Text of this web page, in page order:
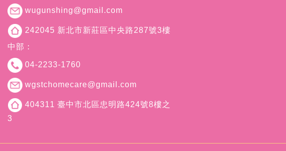
wugunshing@gmail.com
242045 新北市新莊區中央路287號3樓
中部：
04-2233-1760
wgstchomecare@gmail.com
404311 臺中市北區忠明路424號8樓之
3